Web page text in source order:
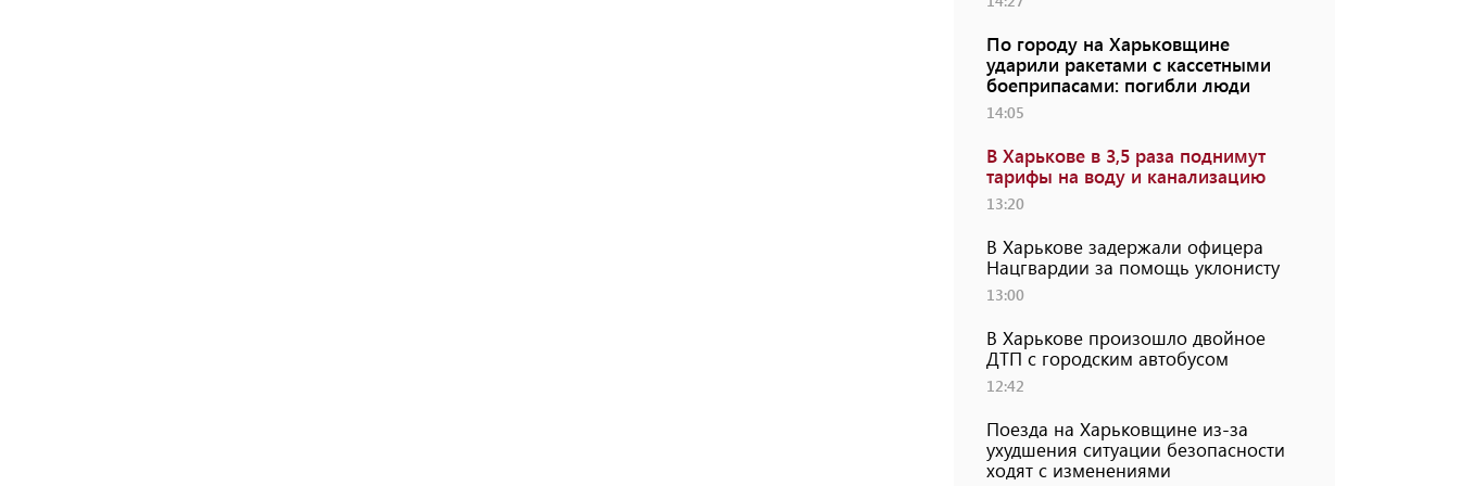
По городу на Харьковщине
ударили ракетами с кассетными
боеприпасами: погибли люди
14:05
В Харькове в 3,5 раза поднимут
тарифы на воду и канализацию
13:20
В Харькове задержали офицера
Нацгвардии за помощь уклонисту
13:00
В Харькове произошло двойное
ДТП с городским автобусом
12:42
Поезда на Харьковщине из-за
ухудшения ситуации безопасности
ходят с изменениями